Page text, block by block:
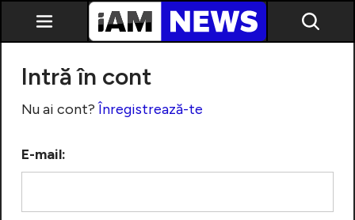
Intră în cont
Nu ai cont?Înregistrează-te
E-mail: